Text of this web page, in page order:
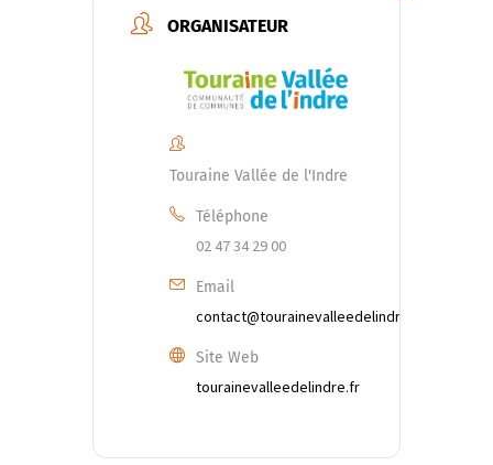
ORGANISATEUR
Touraine Vallée de l'Indre
Téléphone
02 47 34 29 00
Email
contact@tourainevalleedelindre.fr
Site Web
tourainevalleedelindre.fr